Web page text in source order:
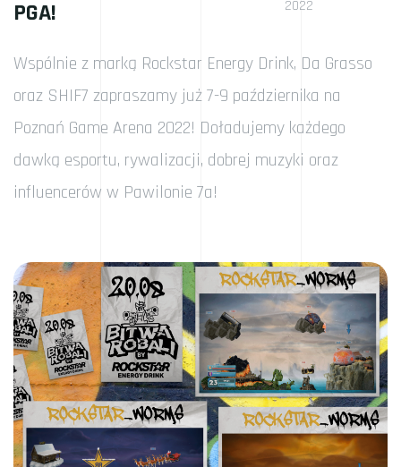
PGA!
2022
Wspólnie z marką Rockstar Energy Drink, Da Grasso
oraz SHIF7 zapraszamy już 7-9 października na
Poznań Game Arena 2022! Doładujemy każdego
dawką esportu, rywalizacji, dobrej muzyki oraz
influencerów w Pawilonie 7a!